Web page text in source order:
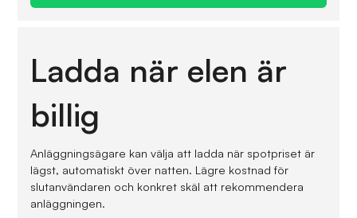
Ladda när elen är
billig
Anläggningsägare kan välja att ladda när spotpriset är
lägst, automatiskt över natten. Lägre kostnad för
slutanvändaren och konkret skäl att rekommendera
anläggningen.